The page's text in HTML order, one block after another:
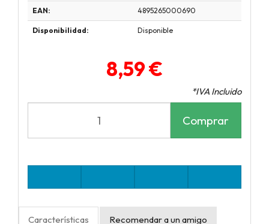
EAN: 4895265000690
Disponibilidad: Disponible
8,59 €
*IVA Incluido
Comprar
Características Recomendar a un amigo